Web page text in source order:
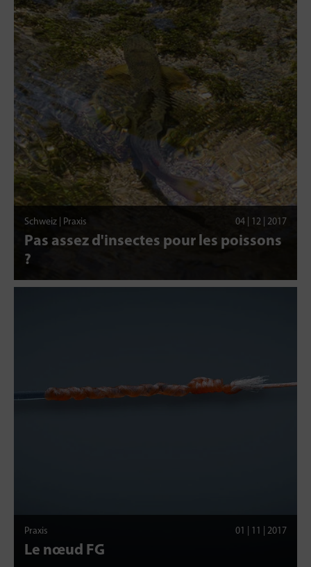
Schweiz | Praxis 04 | 12 | 2017
Pas assez d'insectes pour les poissons
?
Praxis 01 | 11 | 2017
Le nœud FG